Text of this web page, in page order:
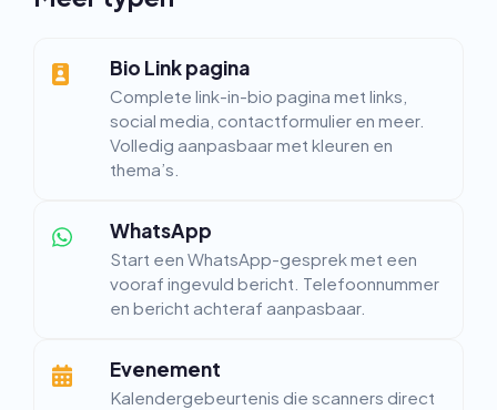
Bio Link pagina
Complete link-in-bio pagina met links,
social media, contactformulier en meer.
Volledig aanpasbaar met kleuren en
thema’s.
WhatsApp
Start een WhatsApp-gesprek met een
vooraf ingevuld bericht. Telefoonnummer
en bericht achteraf aanpasbaar.
Evenement
Kalendergebeurtenis die scanners direct